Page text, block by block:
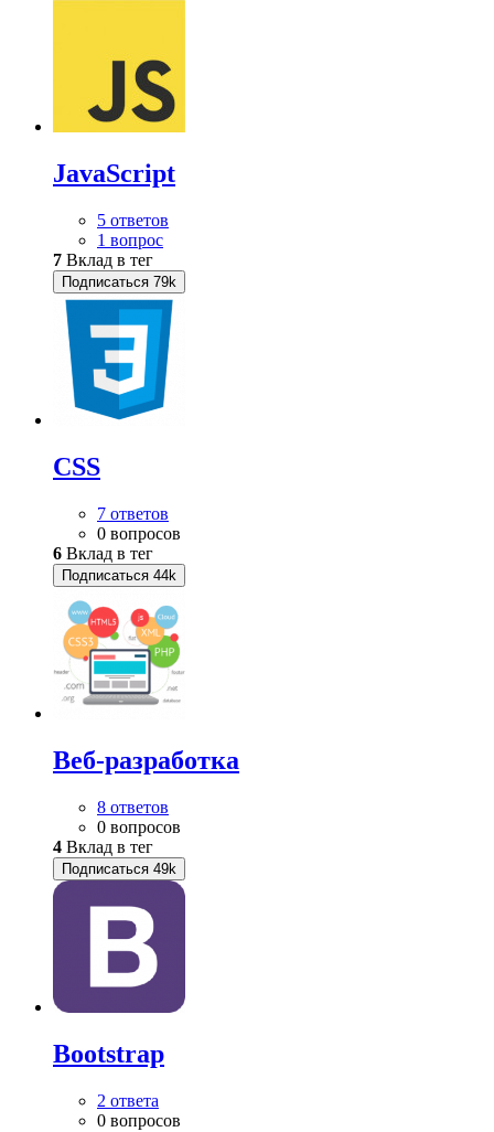
JavaScript
5 ответов
1 вопрос
7 Вклад в тег
Подписаться 79k
CSS
7 ответов
0 вопросов
6 Вклад в тег
Подписаться 44k
Веб-разработка
8 ответов
0 вопросов
4 Вклад в тег
Подписаться 49k
Bootstrap
2 ответа
0 вопросов